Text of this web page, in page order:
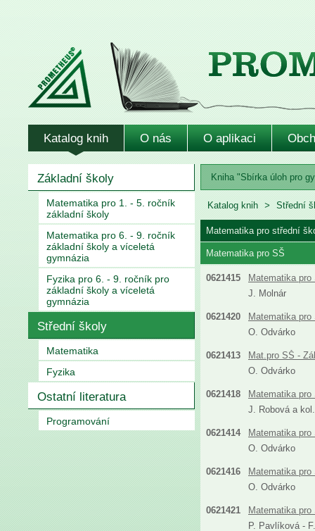
Katalog knih O nás O aplikaci
Základní školy
Matematika pro 1. - 5. ročník
základní školy
Matematika pro 6. - 9. ročník
základní školy a víceletá
gymnázia
Fyzika pro 6. - 9. ročník pro
základní školy a víceletá
gymnázia
Střední školy
Matematika
Fyzika
Ostatní literatura
Programování
Kniha "Sbírka úloh pro
Katalog knih Střední
Matematika pro střední
Matematika pro SŠ
0621415
Matematika
J. Molnár
0621420
Matematika
O. Odvárko
0621413
Mat.pro SŠ -
O. Odvárko
0621418
Matematika
J. Robová a kol.
0621414
Matematika
O. Odvárko
0621416
Matematika
O. Odvárko
0621421
Matematika
P. Pavlíková -